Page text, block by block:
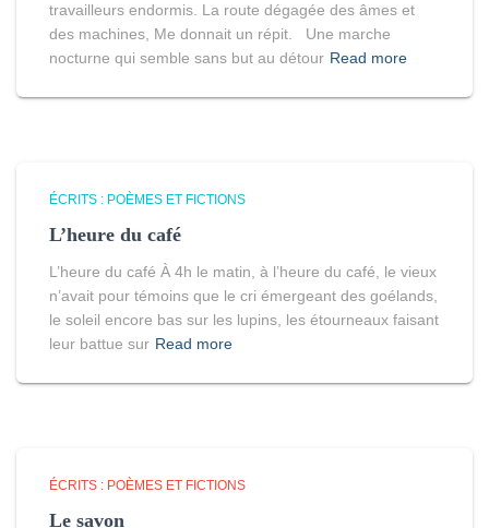
travailleurs endormis. La route dégagée des âmes et
des machines, Me donnait un répit. Une marche
nocturne qui semble sans but au détour Read more
ÉCRITS : POÈMES ET FICTIONS
L’heure du café
L’heure du café À 4h le matin, à l’heure du café, le vieux
n’avait pour témoins que le cri émergeant des goélands,
le soleil encore bas sur les lupins, les étourneaux faisant
leur battue sur Read more
ÉCRITS : POÈMES ET FICTIONS
Le savon